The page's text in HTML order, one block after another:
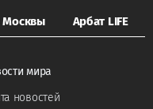
Москвы Арбат LIFE
мира
новостей